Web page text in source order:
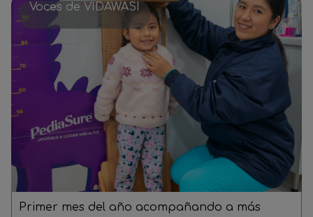
Voces de VIDAWASI
Primer mes del año acompañando a más